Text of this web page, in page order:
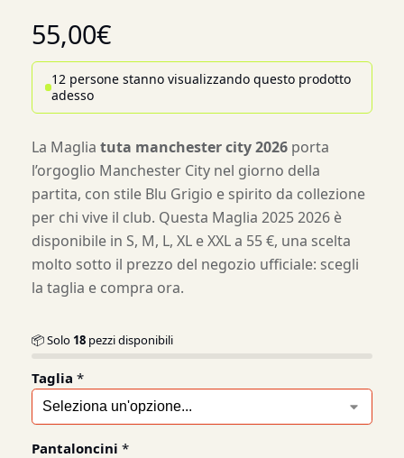
55,00€
12 persone stanno visualizzando questo prodotto
adesso
La Maglia tuta manchester city 2026 porta
l’orgoglio Manchester City nel giorno della
partita, con stile Blu Grigio e spirito da collezione
per chi vive il club. Questa Maglia 2025 2026 è
disponibile in S, M, L, XL e XXL a 55 €, una scelta
molto sotto il prezzo del negozio ufficiale: scegli
la taglia e compra ora.
📦 Solo 18 pezzi disponibili
Taglia *
Pantaloncini *